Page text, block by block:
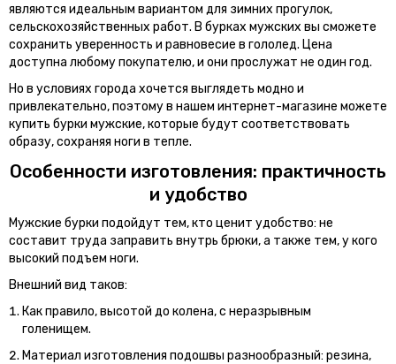
являются идеальным вариантом для зимних прогулок,
сельскохозяйственных работ. В бурках мужских вы сможете
сохранить уверенность и равновесие в гололед. Цена
доступна любому покупателю, и они прослужат не один год.
Но в условиях города хочется выглядеть модно и
привлекательно, поэтому в нашем интернет-магазине можете
купить бурки мужские, которые будут соответствовать
образу, сохраняя ноги в тепле.
Особенности изготовления: практичность
и удобство
Мужские бурки подойдут тем, кто ценит удобство: не
составит труда заправить внутрь брюки, а также тем, у кого
высокий подъем ноги.
Внешний вид таков:
Как правило, высотой до колена, с неразрывным
голенищем.
Материал изготовления подошвы разнообразный: резина,